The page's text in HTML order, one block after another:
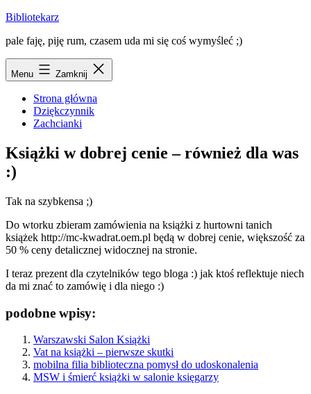
Przejdź
treści
Bibliotekarz
pale faję, piję rum, czasem uda mi się coś wymyśleć ;)
Menu Zamknij
Strona główna
Dziękczynnik
Zachcianki
Książki w dobrej cenie – również dla was
:)
Tak na szybkensa ;)
Do wtorku zbieram zamówienia na książki z hurtowni tanich
książek http://mc-kwadrat.oem.pl będą w dobrej cenie, większość za
50 % ceny detalicznej widocznej na stronie.
I teraz prezent dla czytelników tego bloga :) jak ktoś reflektuje niech
da mi znać to zamówię i dla niego :)
podobne wpisy:
Warszawski Salon Książki
Vat na książki – pierwsze skutki
mobilna filia biblioteczna pomysł do udoskonalenia
MSW i śmierć książki w salonie księgarzy